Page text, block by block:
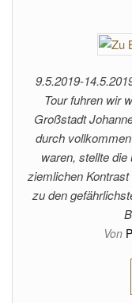
9.5.2019-
Tour fuhren wir
Großstadt
durch
waren, stellte
ziemlichen
zu den
Von